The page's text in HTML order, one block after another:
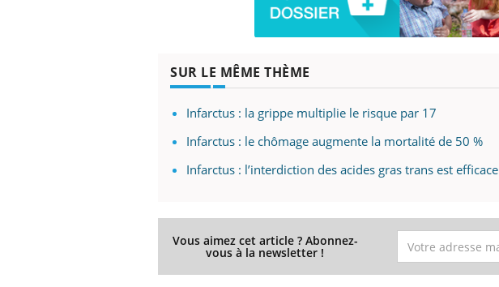
SUR LE MÊME THÈME
Infarctus : la grippe multiplie le risque par 17
Infarctus : le chômage augmente la mortalité de 50 %
Infarctus : l’interdiction des acides gras trans est efficace
Vous aimez cet article ? Abonnez-
vous à la newsletter !